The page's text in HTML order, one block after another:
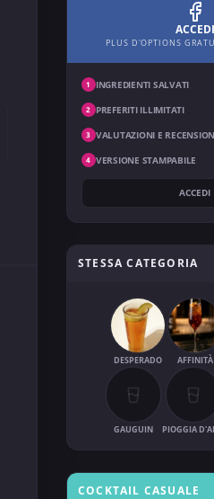
ACCEDI
PLUS D'OPTIONS
1 INGREDIENTI SALVATI
2 PREFERITI ILLIMITATI
3 VALUTAZIONI E
4 VERSIONE STAMPABILE
ACCEDI
STESSA CATEGORIA
DESPERADO AFFINITÀ
GAUGUIN
COCKTAIL CASUALE